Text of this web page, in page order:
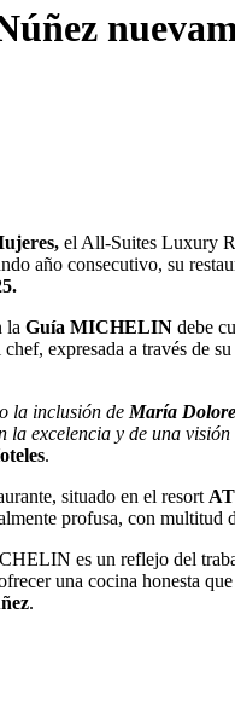
el All-Suites Luxury
año consecutivo, su
la Guía MICHELIN debe
expresada a través
la inclusión de María
excelencia y de una
.
situado en el resort
profusa, con multitud
es un reflejo del
una cocina honesta
.